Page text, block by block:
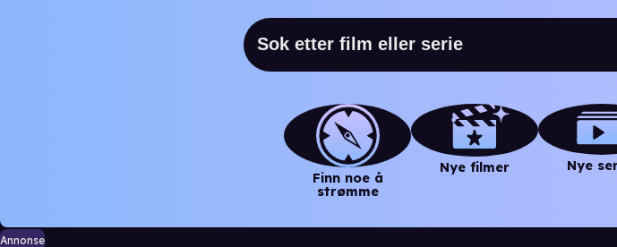
Finn noe å
strømme
Nye filmer Nye
Annonse